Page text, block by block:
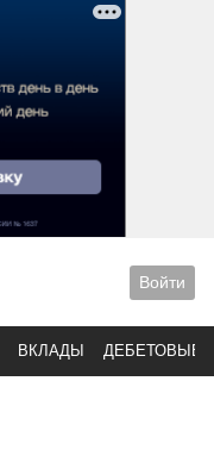
Войти
ВКЛАДЫ ДЕБЕТОВЫЕ